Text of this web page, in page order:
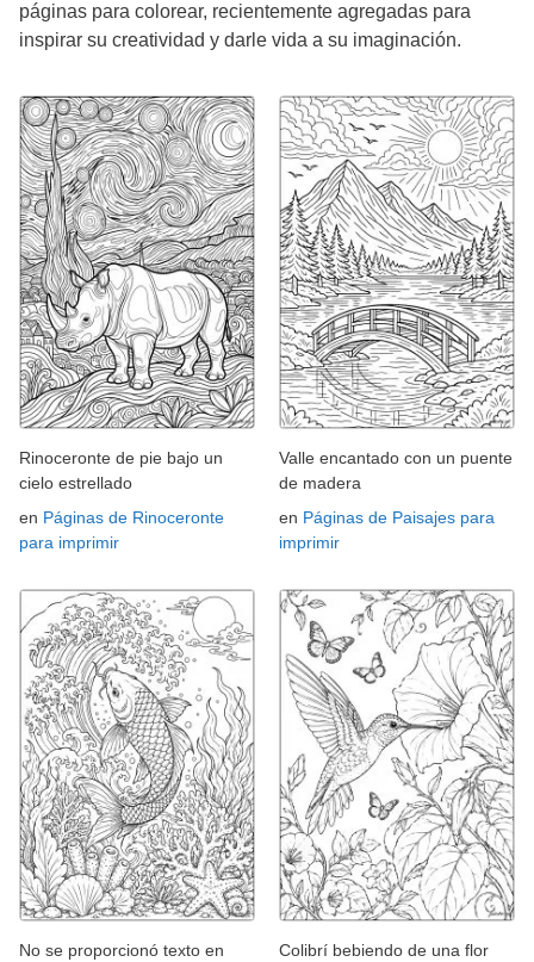
páginas para colorear, recientemente agregadas para
inspirar su creatividad y darle vida a su imaginación.
Rinoceronte de pie bajo un
cielo estrellado
en Páginas de Rinoceronte
para imprimir
Valle encantado con un puente
de madera
en Páginas de Paisajes para
imprimir
No se proporcionó texto en
Colibrí bebiendo de una flor